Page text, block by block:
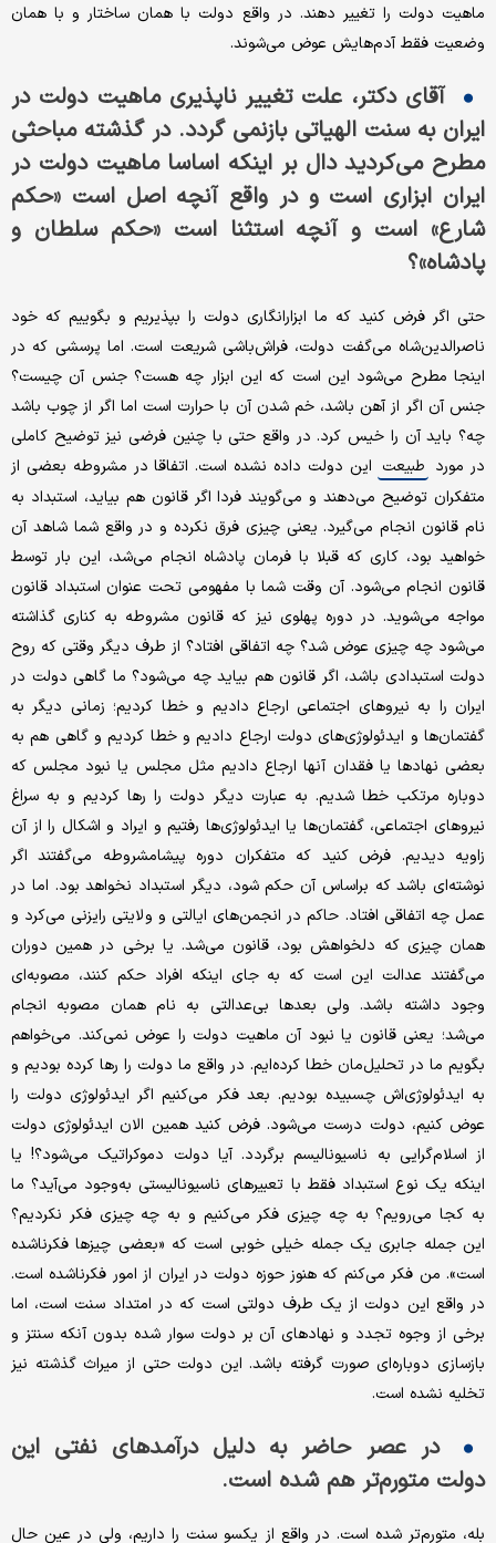
ماهیت دولت را تغییر دهند. در واقع دولت با همان ساختار و با همان
وضعیت فقط آدم‌هایش عوض می‌شوند.
آقای دکتر، علت تغییر ناپذیری ماهیت دولت در
ایران به سنت الهیاتی بازنمی گردد. در گذشته مباحثی
مطرح می‌کردید دال بر اینکه اساسا ماهیت دولت در
ایران ابزاری است و در واقع آنچه اصل است «حکم
شارع» است و آنچه استثنا است «حکم سلطان و
پادشاه»؟
حتی اگر فرض کنید که ما ابزار‌انگاری دولت را بپذیریم و بگوییم که خود
ناصرالدین‌شاه می‌گفت دولت، فراش‌باشی شریعت است. اما پرسشی که در
اینجا مطرح می‌شود این است که این ابزار چه هست؟ جنس آن چیست؟
جنس آن اگر از آهن باشد، خم شدن آن با حرارت است اما اگر از چوب باشد
چه؟ باید آن را خیس کرد. در واقع حتی با چنین فرضی نیز توضیح کاملی
در مورد طبیعت این دولت داده نشده است. اتفاقا در مشروطه بعضی از
متفکران توضیح می‌دهند و می‌گویند فردا اگر قانون هم بیاید، استبداد به
نام قانون انجام می‌گیرد. یعنی چیزی فرق نکرده و در واقع شما شاهد آن
خواهید بود، کاری که قبلا با فرمان پادشاه انجام می‌شد، این بار توسط
قانون انجام می‌شود. آن وقت شما با مفهومی تحت عنوان استبداد قانون
مواجه می‌شوید. در دوره‌ پهلوی نیز که قانون مشروطه به کناری گذاشته
می‌شود چه چیزی عوض شد؟ چه اتفاقی افتاد؟ از طرف دیگر وقتی که روح
دولت استبدادی باشد، اگر قانون هم بیاید چه می‌شود؟ ما گاهی دولت در
ایران را به نیروهای اجتماعی ارجاع دادیم و خطا کردیم؛ زمانی دیگر به
گفتمان‌ها و ایدئولوژی‌های دولت ارجاع دادیم و خطا کردیم و گاهی هم به
بعضی نهادها یا فقدان آنها ارجاع دادیم مثل مجلس یا نبود مجلس که
دوباره مرتکب خطا شدیم. به عبارت دیگر دولت را رها کردیم و به سراغ
نیروهای اجتماعی، گفتمان‌ها یا ایدئولوژی‌ها رفتیم و ایراد و اشکال را از آن
زاویه دیدیم. فرض کنید که متفکران دوره‌ پیشامشروطه می‌گفتند اگر
نوشته‌ای باشد که براساس آن حکم شود، دیگر استبداد نخواهد بود. اما در
عمل چه اتفاقی افتاد. حاکم در انجمن‌های ایالتی و ولایتی رایزنی می‌کرد و
همان چیزی که دلخواهش بود، قانون می‌شد. یا برخی در همین دوران
می‌گفتند عدالت این است که به جای اینکه افراد حکم کنند، مصوبه‌ای
وجود داشته باشد. ولی بعدها بی‌عدالتی به نام همان مصوبه انجام
می‌شد؛ یعنی قانون یا نبود آن ماهیت دولت را عوض نمی‌کند. می‌خواهم
بگویم ما در تحلیل‌مان خطا کرده‌ایم. در واقع ما دولت را رها کرده بودیم و
به ایدئولوژی‌اش چسبیده بودیم. بعد فکر می‌کنیم اگر ایدئولوژی دولت را
عوض کنیم، دولت درست می‌شود. فرض کنید همین الان ایدئولوژی دولت
از اسلام‌گرایی به ناسیونالیسم برگردد. آیا دولت دموکراتیک می‌شود؟! یا
اینکه یک نوع استبداد فقط با تعبیرهای ناسیونالیستی به‌وجود می‌آید؟ ما
به کجا می‌رویم؟ به چه چیزی فکر می‌کنیم و به چه چیزی فکر نکردیم؟
این جمله‌ جابری یک جمله‌ خیلی خوبی است که «بعضی چیزها فکرناشده
است». من فکر می‌کنم که هنوز حوزه‌ دولت در ایران از امور فکرناشده است.
در واقع این دولت از یک طرف دولتی است که در امتداد سنت است، اما
برخی از وجوه تجدد و نهادهای آن بر دولت سوار شده بدون آنکه سنتز و
بازسازی دوباره‌ای صورت گرفته باشد. این دولت حتی از میراث گذشته‌ نیز
تخلیه نشده است.
در عصر حاضر به دلیل درآمدهای نفتی این
دولت متورم‌تر هم شده است.
بله، متورم‌تر شده است. در واقع از یکسو سنت را داریم، ولی در عین حال